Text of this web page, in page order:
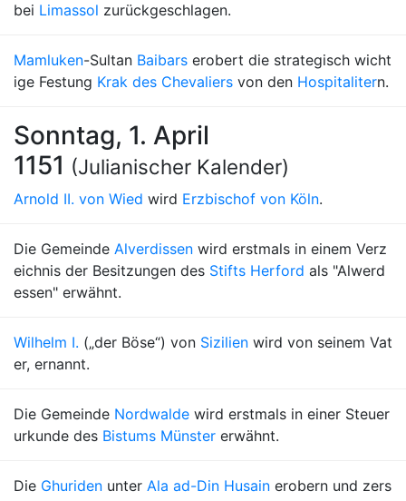
bei Limassol zurückgeschlagen.
Mamluken-Sultan Baibars erobert die strategisch wicht
ige Festung Krak des Chevaliers von den Hospitalitern.
Sonntag, 1. April
1151 (Julianischer Kalender)
Arnold II. von Wied wird Erzbischof von Köln.
Die Gemeinde Alverdissen wird erstmals in einem Verz
eichnis der Besitzungen des Stifts Herford als "Alwerd
essen" erwähnt.
Wilhelm I. („der Böse“) von Sizilien wird von seinem Vat
er, ernannt.
Die Gemeinde Nordwalde wird erstmals in einer Steuer
urkunde des Bistums Münster erwähnt.
Die Ghuriden unter Ala ad-Din Husain erobern und zers